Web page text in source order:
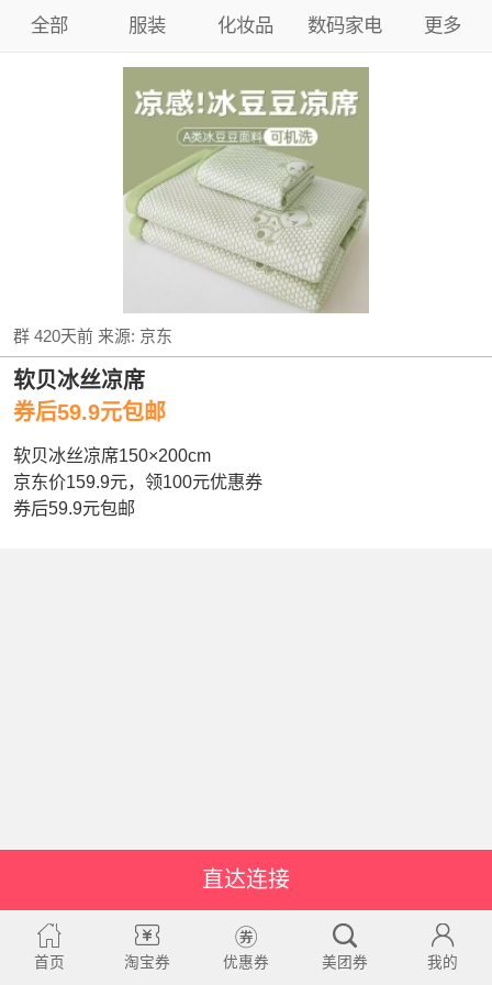
全部 服装 化妆品 数码家电 更多
群 420天前来源: 京东
软贝冰丝凉席
券后59.9元包邮
软贝冰丝凉席150×200cm
京东价159.9元，领100元优惠券
券后59.9元包邮
直达连接
首页 淘宝券 优惠券 美团券 我的